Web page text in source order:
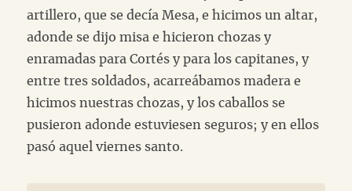
artillero, que se decía Mesa, e hicimos un altar,
adonde se dijo misa e hicieron chozas y
enramadas para Cortés y para los capitanes, y
entre tres soldados, acarreábamos madera e
hicimos nuestras chozas, y los caballos se
pusieron adonde estuviesen seguros; y en ellos
pasó aquel viernes santo.